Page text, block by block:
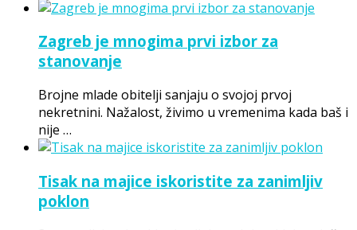
Zagreb je mnogima prvi izbor za
stanovanje
Brojne mlade obitelji sanjaju o svojoj prvoj
nekretnini. Nažalost, živimo u vremenima kada baš i
nije …
Tisak na majice iskoristite za zanimljiv
poklon